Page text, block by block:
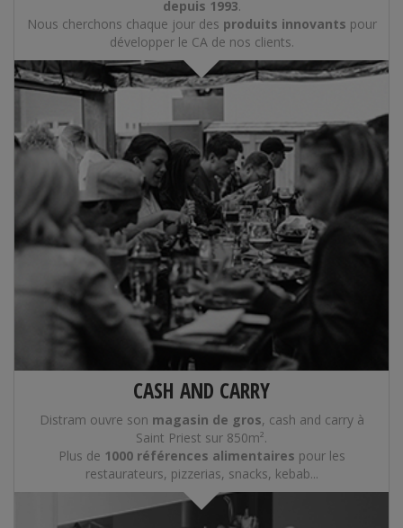
depuis 1993.
Nous cherchons chaque jour des produits innovants pour
développer le CA de nos clients.
CASH AND CARRY
Distram ouvre son magasin de gros, cash and carry à
Saint Priest sur 850m².
Plus de 1000 références alimentaires pour les
restaurateurs, pizzerias, snacks, kebab...